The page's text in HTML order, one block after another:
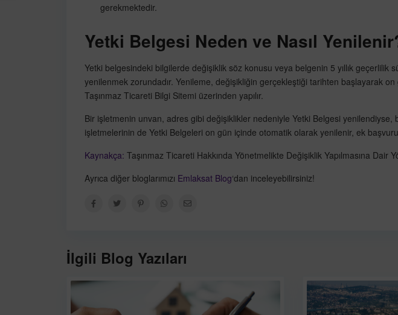
gerekmektedir.
Yetki Belgesi Neden ve Nasıl
Yetki belgesindeki bilgilerde değişiklik söz konusu veya belgenin 5 yıllık geçerlilik
yenilenmek zorundadır. Yenileme, değişikliğin gerçekleştiği tarihten başlayarak on
Taşınmaz Ticareti Bilgi Sitemi üzerinden yapılır.
Bir işletmenin unvan, adres gibi değişiklikler nedeniyle Yetki Belgesi yenilendiyse,
işletmelerinin de Yetki Belgeleri on gün içinde otomatik olarak yenilenir, ek
Kaynakça: Taşınmaz Ticareti Hakkında Yönetmelikte Değişiklik Yapılmasına Dair
Ayrıca diğer bloglarımızı Emlaksat Blog‘dan inceleyebilirsiniz!
İlgili Blog Yazıları